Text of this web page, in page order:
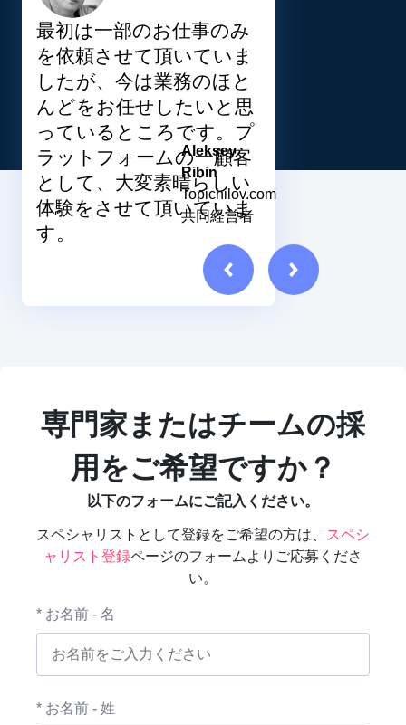
最初は一部のお仕事のみ
を依頼させて頂いていま
したが、今は業務のほと
んどをお任せしたいと思
っているところです。プ
ラットフォームの一顧客
として、大変素晴らしい
体験をさせて頂いていま
す。
Aleksey
Ribin
Topichilov.com
共同経営者
専門家またはチームの採
用をご希望ですか？
以下のフォームにご記入ください。
スペシャリストとして登録をご希望の方は、 スペシ
ャリスト登録ページのフォームよりご応募くださ
い。
* お名前 - 名
* お名前 - 姓